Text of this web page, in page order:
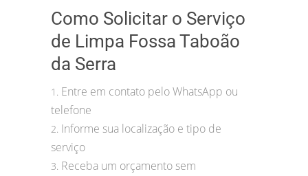
Como Solicitar o Serviço
de Limpa Fossa Taboão
da Serra
1. Entre em contato pelo WhatsApp ou
telefone
2. Informe sua localização e tipo de
serviço
3. Receba um orçamento sem